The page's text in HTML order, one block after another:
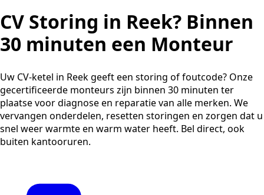
CV Storing in Reek? Binnen
30 minuten een Monteur
Uw CV-ketel in Reek geeft een storing of foutcode? Onze
gecertificeerde monteurs zijn binnen 30 minuten ter
plaatse voor diagnose en reparatie van alle merken. We
vervangen onderdelen, resetten storingen en zorgen dat u
snel weer warmte en warm water heeft. Bel direct, ook
buiten kantooruren.